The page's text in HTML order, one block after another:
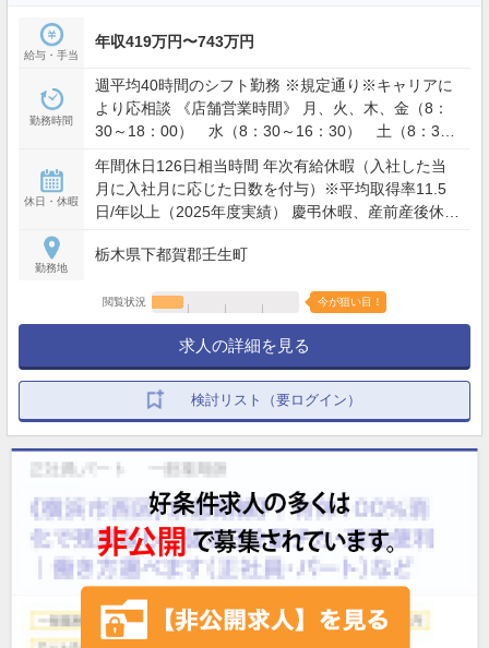
給与・手当
年収419万円〜743万円
勤務時間
週平均40時間のシフト勤務 ※規定通り※キャリアに
より応相談 《店舗営業時間》 月、火、木、金（8：
30～18：00） 水（8：30～16：30） 土（8：30
休日・休暇
年間休日126日相当時間 年次有給休暇（入社した当
月に入社月に応じた日数を付与）※平均取得率11.5
日/年以上（2025年度実績） 慶弔休暇、産前産後休暇
（最長9日間、初年度最長5日間） 特別休暇（配偶者
勤2～3日間） など
勤務地
栃木県下都賀郡壬生町
閲覧状況 今が狙い目！
求人の詳細を見る
検討リスト（要ログイン）